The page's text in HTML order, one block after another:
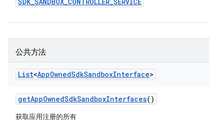
公共方法
List<AppOwnedSdkSandboxInterface>
getAppOwnedSdkSandboxInterfaces()
获取应用注册的所有